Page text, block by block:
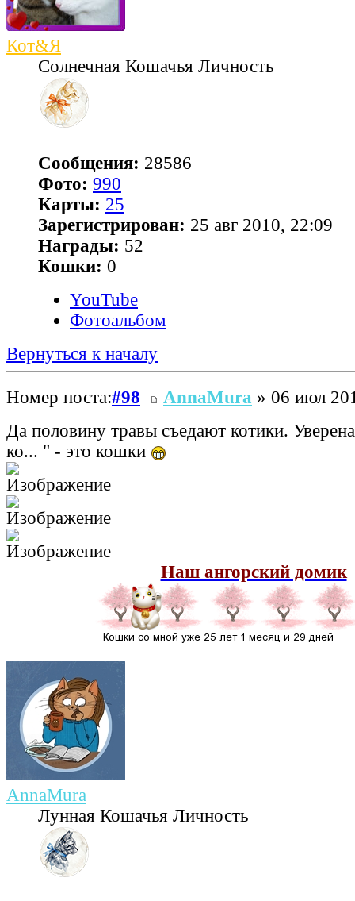
Кот&Я
Солнечная Кошачья Личность
Сообщения: 28586
Фото: 990
Карты: 25
Зарегистрирован: 25 авг 2010, 22:09
Награды: 52
Кошки: 0
YouTube
Фотоальбом
Вернуться к началу
Номер поста:#98 AnnaMura » 06 июл
Да половину травы съедают котики.
ко... " - это кошки
Наш ангорский домик
AnnaMura
Лунная Кошачья Личность